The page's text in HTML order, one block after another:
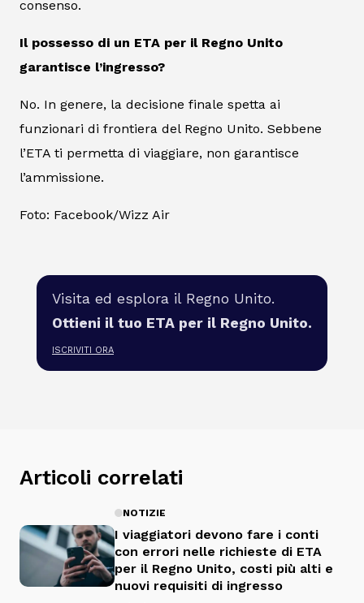
consenso.
Il possesso di un ETA per il Regno Unito
garantisce l’ingresso?
No. In genere, la decisione finale spetta ai
funzionari di frontiera del Regno Unito. Sebbene
l’ETA ti permetta di viaggiare, non garantisce
l’ammissione.
Foto: Facebook/Wizz Air
Visita ed esplora il Regno Unito.
Ottieni il tuo ETA per il Regno Unito.
ISCRIVITI ORA
Articoli correlati
NOTIZIE
I viaggiatori devono fare i conti
con errori nelle richieste di ETA
per il Regno Unito, costi più alti e
nuovi requisiti di ingresso